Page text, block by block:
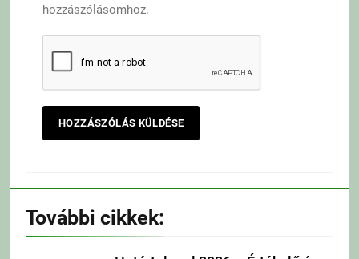
hozzászólásomhoz.
További cikkek: